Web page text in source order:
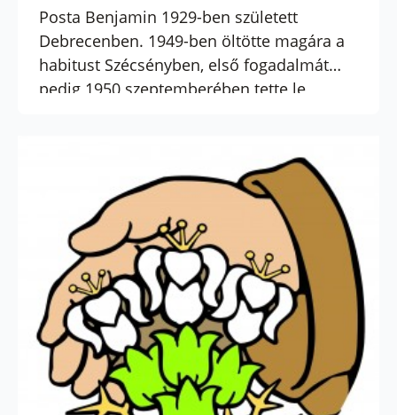
Posta Benjamin 1929-ben született
Debrecenben. 1949-ben öltötte magára a
habitust Szécsényben, első fogadalmát
pedig 1950 szeptemberében tette le
magát, majd 1955-ben pappá szentelték.